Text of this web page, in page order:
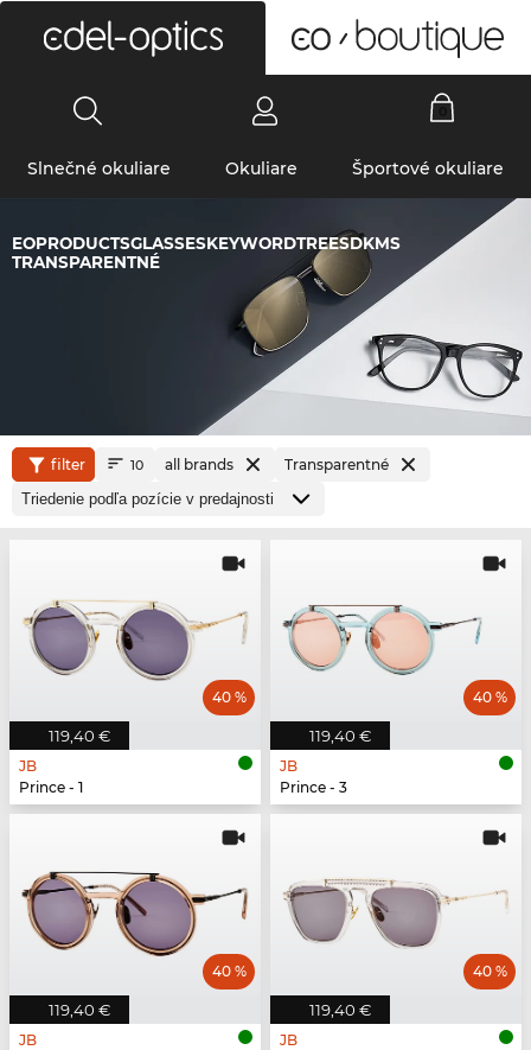
Slnečné okuliare Okuliare Športové okuliare
EOPRODUCTSGLASSESKEYWORDTREESDKMS
TRANSPARENTNÉ
filter 10 all brands Transparentné
119,40 €
40 %
JB
Prince - 1
119,40 €
40 %
JB
Prince - 3
119,40 €
40 %
JB
119,40 €
40 %
JB